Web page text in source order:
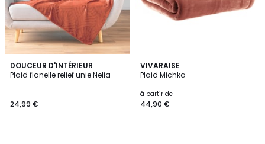
DOUCEUR D'INTÉRIEUR
Plaid flanelle relief unie Nelia
24,99 €
2
Couleurs
VIVARAISE
Plaid Michka
à partir de
44,90 €
4,4
/ 5
11
Couleurs